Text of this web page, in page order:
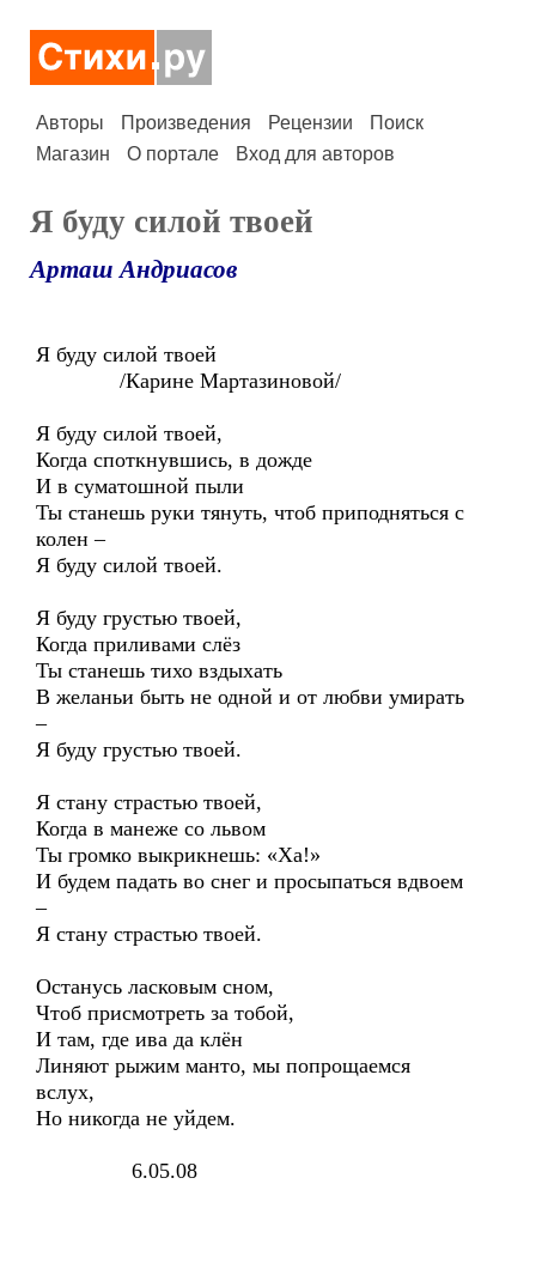
Авторы Произведения Рецензии
Поиск
Магазин
О портале Вход для авторов
Я буду силой твоей
Арташ Андриасов
Я буду силой твоей
/Карине Мартазиновой/
Я буду силой твоей,
Когда споткнувшись, в дожде
И в суматошной пыли
Ты станешь руки тянуть, чтоб приподняться с
колен –
Я буду силой твоей.
Я буду грустью твоей,
Когда приливами слёз
Ты станешь тихо вздыхать
В желаньи быть не одной и от любви умирать
–
Я буду грустью твоей.
Я стану страстью твоей,
Когда в манеже со львом
Ты громко выкрикнешь: «Ха!»
И будем падать во снег и просыпаться вдвоем
–
Я стану страстью твоей.
Останусь ласковым сном,
Чтоб присмотреть за тобой,
И там, где ива да клён
Линяют рыжим манто, мы попрощаемся
вслух,
Но никогда не уйдем.
6.05.08